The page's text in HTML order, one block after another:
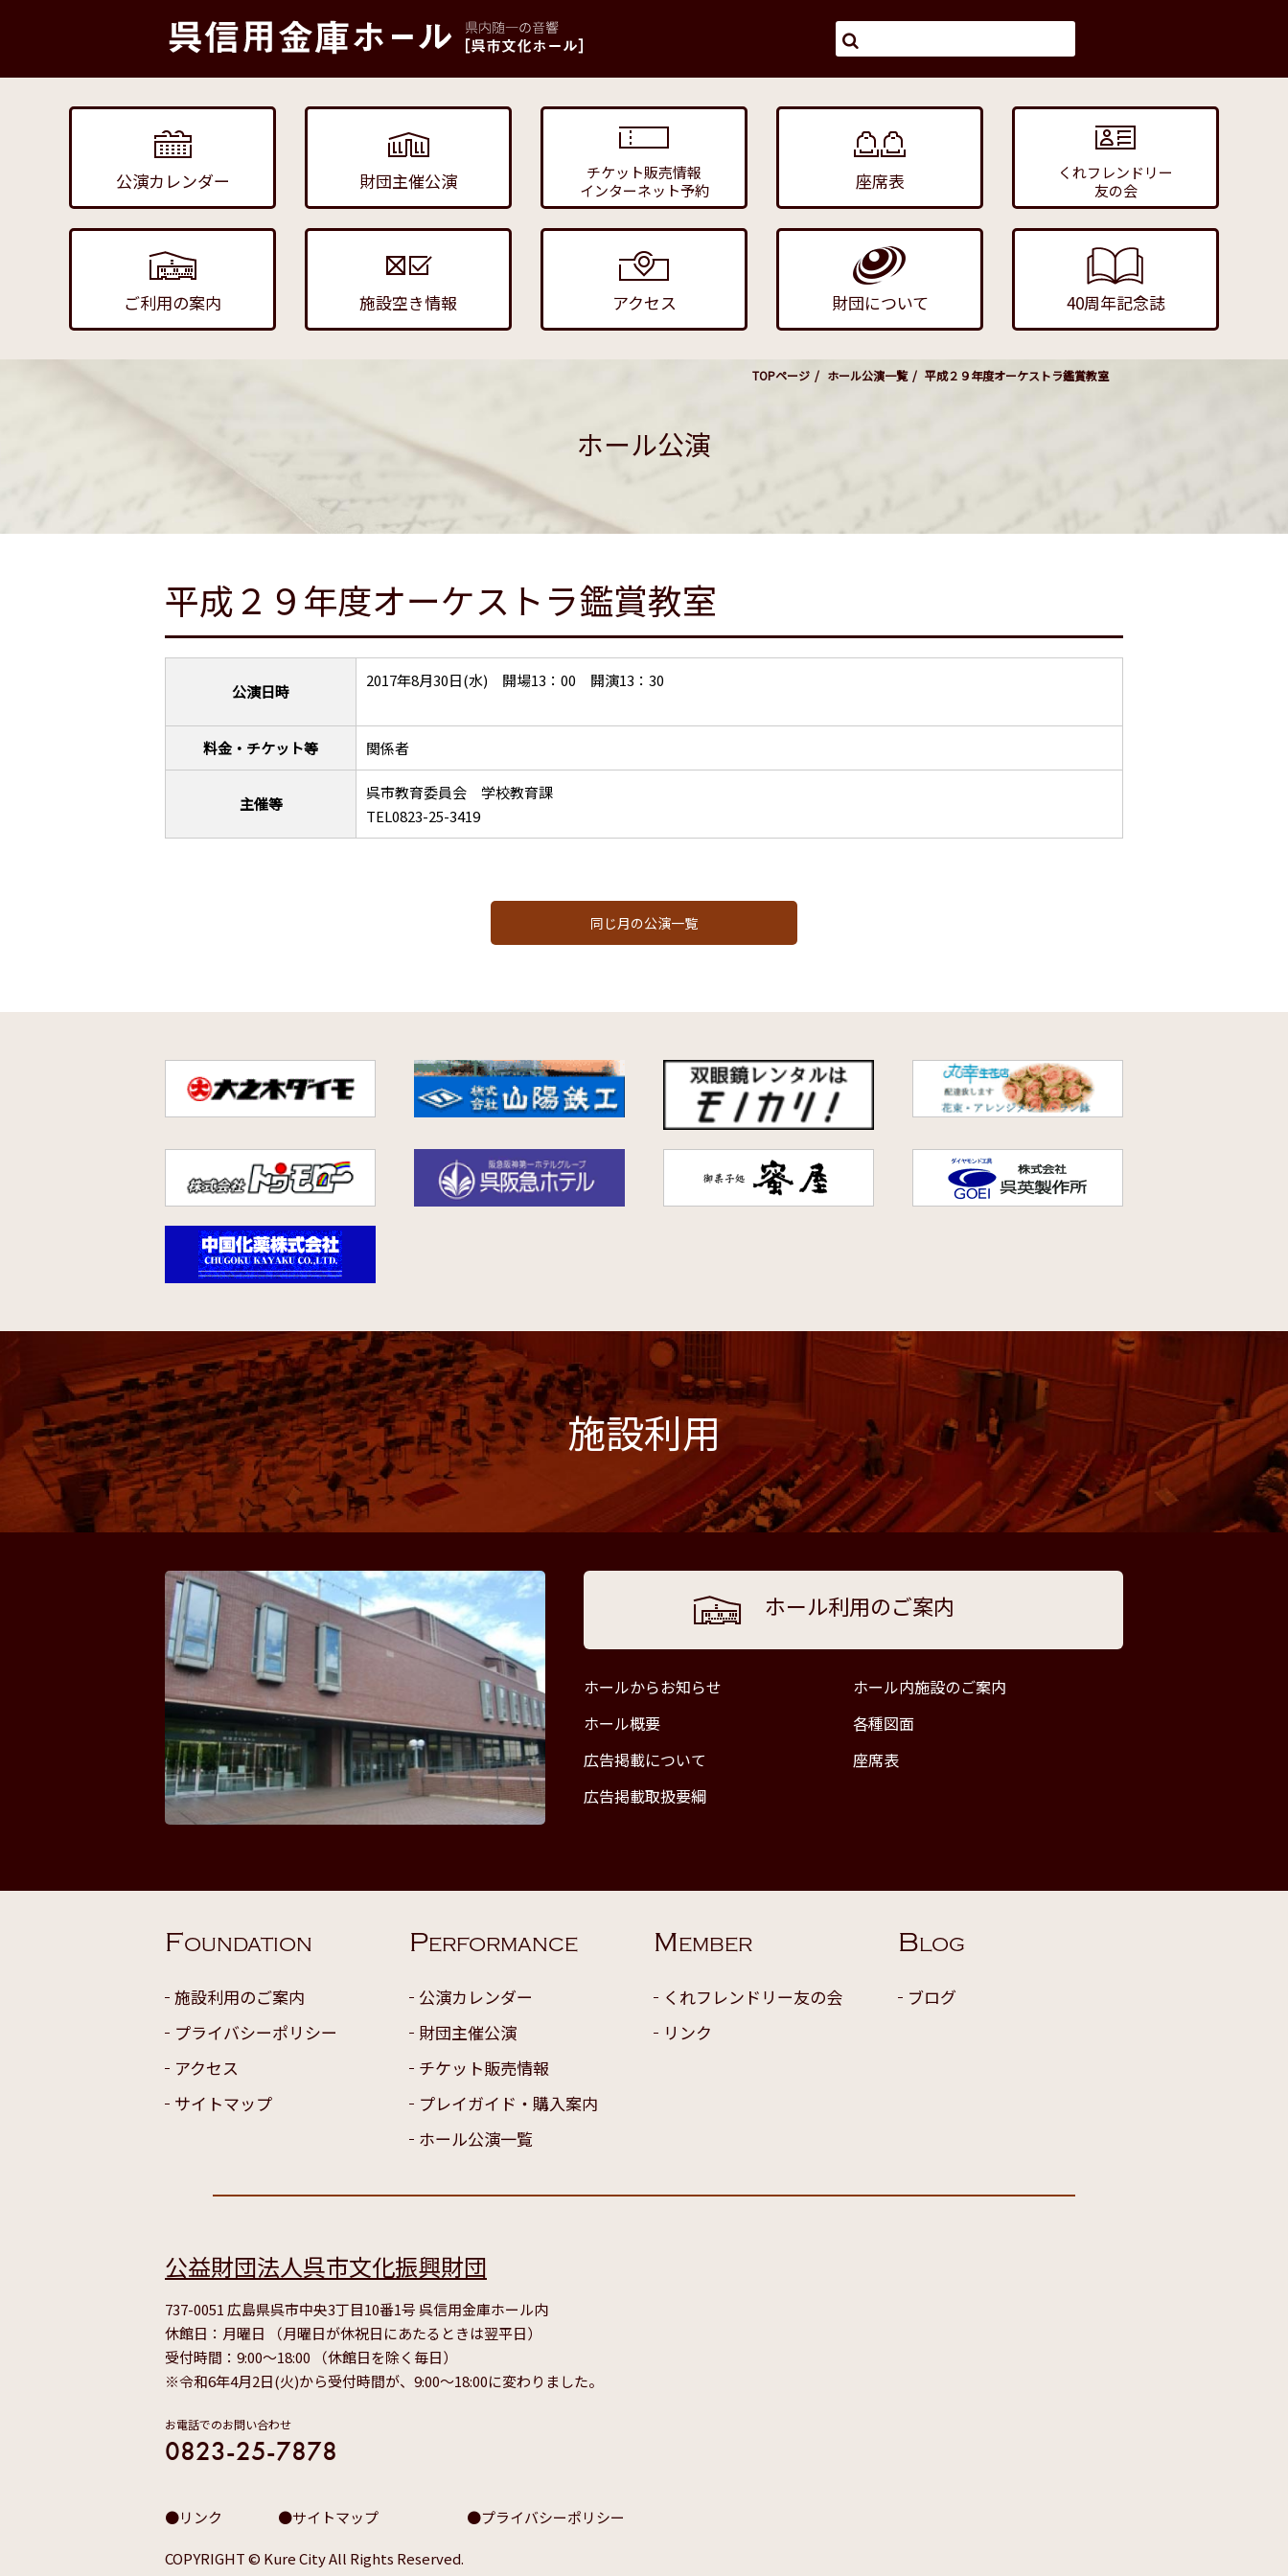
公演カレンダー 財団主催公演
チケット販売情報
インターネット予約
座席表
くれフレンドリー
友の会
ご利用の案内 施設空き情報 アクセス 財団について 40周年記念誌
TOPページ ホール公演一覧 平成２９年度オーケストラ鑑賞教室
ホール公演
平成２９年度オーケストラ鑑賞教室
公演日時
2017年8月30日(水) 開場13：00 開演13：30
料金・チケット等 関係者
主催等
呉市教育委員会 学校教育課
TEL0823-25-3419
同じ月の公演一覧
施設利用
ホール利用のご案内
ホールからお知らせ
ホール内施設のご案内
ホール概要
各種図面
広告掲載について
座席表
広告掲載取扱要綱
FOUNDATION
施設利用のご案内
プライバシーポリシー
アクセス
サイトマップ
PERFORMANCE
公演カレンダー
財団主催公演
チケット販売情報
プレイガイド・購入案内
ホール公演一覧
MEMBER
くれフレンドリー友の会
リンク
BLOG
ブログ
公益財団法人呉市文化振興財団
737-0051 広島県呉市中央3丁目10番1号 呉信用金庫ホール内
休館日：月曜日 （月曜日が休祝日にあたるときは翌平日）
受付時間：9:00～18:00 （休館日を除く毎日）
※令和6年4月2日(火)から受付時間が、9:00～18:00に変わりました。
お電話でのお問い合わせ
0823-25-7878
リンク サイトマップ プライバシーポリシー
COPYRIGHT © Kure City All Rights Reserved.